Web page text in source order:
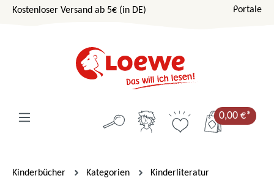
Zum Hauptinhalt springen
Kostenloser Versand ab 5€ (in DE) Portale
0,00 €*
Kinderbücher Kategorien Kinderliteratur